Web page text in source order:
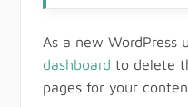
As a new WordPress
dashboard to delete
pages for your